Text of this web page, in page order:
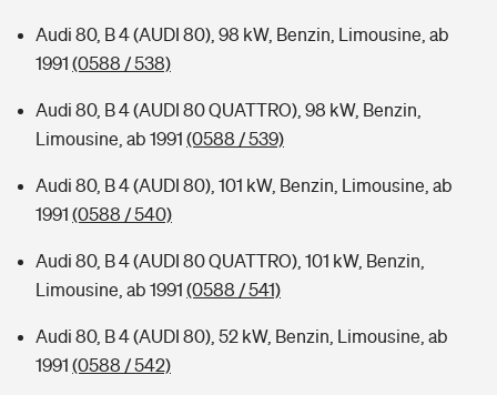
Audi 80, B 4 (AUDI 80), 98 kW, Benzin, Limousine, ab
1991 (0588 / 538)
Audi 80, B 4 (AUDI 80 QUATTRO), 98 kW, Benzin,
Limousine, ab 1991 (0588 / 539)
Audi 80, B 4 (AUDI 80), 101 kW, Benzin, Limousine, ab
1991 (0588 / 540)
Audi 80, B 4 (AUDI 80 QUATTRO), 101 kW, Benzin,
Limousine, ab 1991 (0588 / 541)
Audi 80, B 4 (AUDI 80), 52 kW, Benzin, Limousine, ab
1991 (0588 / 542)